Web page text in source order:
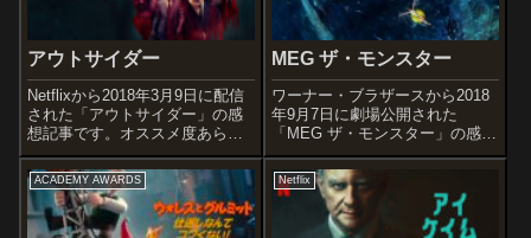
アウトサイダー
Netflixから2018年3月9日に配信
された「アウトサイダー」の感
想記事です。オススメ度あらす
じ＆予告編終戦後の大阪で、囚
われの身から解放されたアメリ
カ兵が歩み始めた極道としての
人生。だがそこは、一度足を踏
み入れたが最後、頭まで沈み込
MEG ザ・モンスター
ワーナー・ブラザースから2018
年9月7日に劇場公開された
「MEG ザ・モンスター」の感想
記事です。1997年のスティー
ヴ・オルテンのSF小説『Meg: A
Novel of Deep Terror』を原作と
した作品です。オススメ度あら
ACADEMY AWARDS Netflix